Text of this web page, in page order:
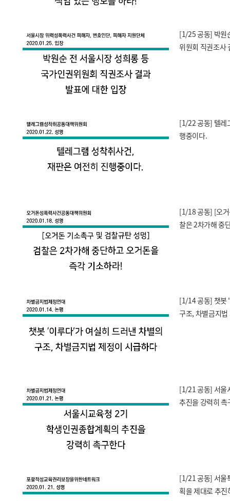
[1/25 공동] 박원
위원회 직권조사
[1/22 공동] 텔레
행중이다.
[1/18 공동] [오
찰은 2차가해 중
[1/14 공동] 챗봇
구조, 차별금지
[1/21 공동] 서울
추진을 강력히 촉
[1/21 공동] 서울
획을 제대로 추진